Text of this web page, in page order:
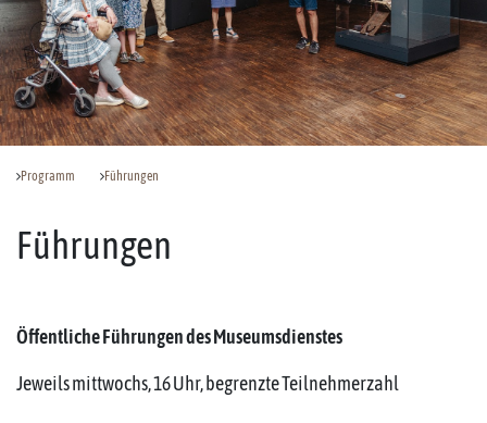
Programm Führungen
Führungen
Öffentliche Führungen des Museumsdienstes
Jeweils mittwochs, 16 Uhr, begrenzte Teilnehmerzahl